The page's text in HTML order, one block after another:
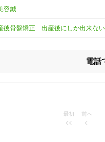
は嬉しい、お子様もご一緒に来院OK
症状を根本から治したい
容鍼
後骨盤矯正 出産後にしか出来な
電話
最初 前へ